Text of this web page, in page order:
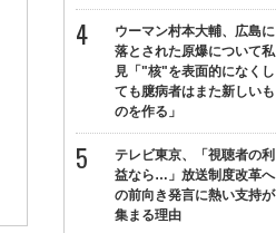
ウーマン村本大輔、広島に
落とされた原爆について私
見「"核"を表面的になくし
ても臆病者はまた新しいも
のを作る」
テレビ東京、「視聴者の利
益なら…」放送制度改革へ
の前向き発言に熱い支持が
集まる理由